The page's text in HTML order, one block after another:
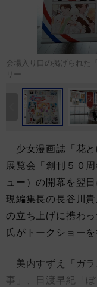
会場入り口の掲げられた
リー
少女漫画誌「花と
展覧会「創刊５０
ュー）の開幕を翌
現編集長の長谷川
の立ち上げに携わ
氏がトークショーを
美内すずえ「ガラ
事」、日渡早紀「